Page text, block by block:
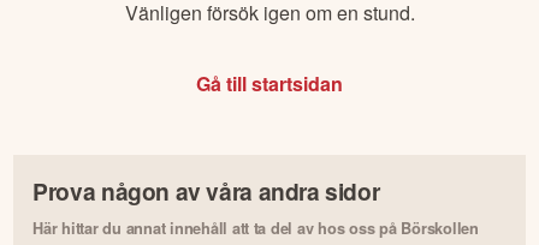
Vänligen försök igen om en stund.
Gå till startsidan
Prova någon av våra andra sidor
Här hittar du annat innehåll att ta del av hos oss på Börskollen